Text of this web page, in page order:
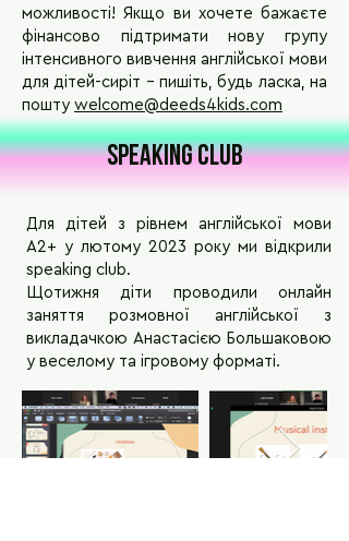
можливості! Якщо ви хочете бажаєте
фінансово підтримати нову групу
інтенсивного вивчення англійської мови
для дітей-сиріт – пишіть, будь ласка, на
пошту welcome@deeds4kids.com
Speaking club
Для дітей з рівнем англійської мови
А2+ у лютому 2023 року ми відкрили
speaking club.
Щотижня діти проводили онлайн
заняття розмовної англійської з
викладачкою Анастасією Большаковою
у веселому та ігровому форматі.